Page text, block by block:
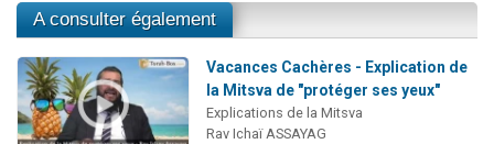
A consulter également
Vacances Cachères - Explication de
la Mitsva de "protéger ses yeux"
Explications de la Mitsva
Rav Ichaï ASSAYAG